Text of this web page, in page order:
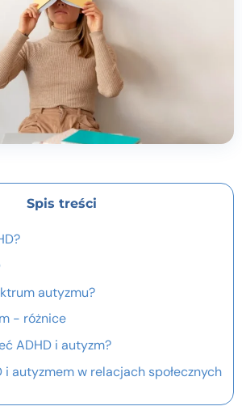
Spis treści
autyzmu?
- różnice
ADHD i autyzm?
i autyzmem w relacjach społecznych